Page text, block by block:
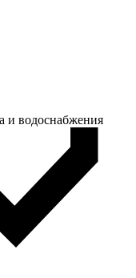
и водоснабжения